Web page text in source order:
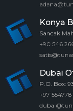
Konya
Sancak
+90 546
Dubai
P.O. Box: